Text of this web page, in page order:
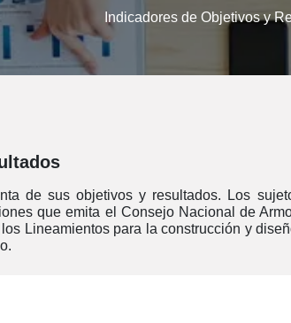
Indicadores de Objetivos y
de sus objetivos y resultados. Los
que emita el Consejo Nacional de
Lineamientos para la construcción y